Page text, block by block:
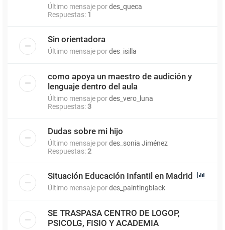
Último mensaje pordes_queca
Respuestas: 1
Sin orientadora
Último mensaje pordes_isilla
como apoya un maestro de audición y
lenguaje dentro del aula
Último mensaje pordes_vero_luna
Respuestas:3
Dudas sobre mi hijo
Último mensaje pordes_sonia Jiménez
Respuestas:2
Situación Educación Infantil en Madrid
Último mensaje pordes_paintingblack
SE TRASPASA CENTRO DE LOGOP,
PSICOLG, FISIO Y ACADEMIA